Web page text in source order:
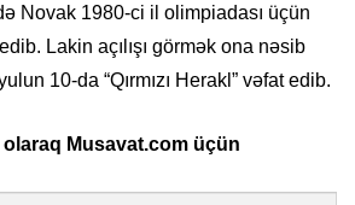
Novak 1980-ci il olimpiadası üçün
Lakin açılışı görmək ona nəsib
10-da “Qırmızı Herakl” vəfat edib.
olaraq Musavat.com üçün